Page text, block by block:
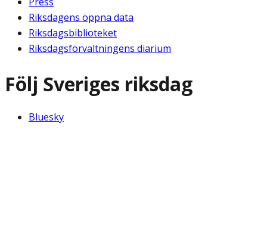
Riksdagens öppna data
Riksdagsbiblioteket
Riksdagsförvaltningens diarium
Följ Sveriges riksdag
Bluesky